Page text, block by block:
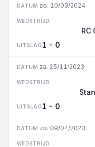
DATUM zo. 10/03/2024
WEDSTRIJD
RC
UITSLAG1 - 0
DATUM za. 25/11/2023
WEDSTRIJD
UITSLAG1 - 0
DATUM zo. 09/04/2023
WEDSTRIJD